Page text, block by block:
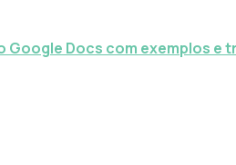
Google Docs com exemplos e